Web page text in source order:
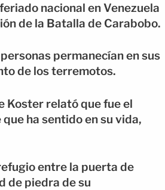
nacional en Venezuela
de la Batalla de Carabobo.
permanecían en sus
de los terremotos.
Koster relató que fue el
ha sentido en su vida,
entre la puerta de
de piedra de su